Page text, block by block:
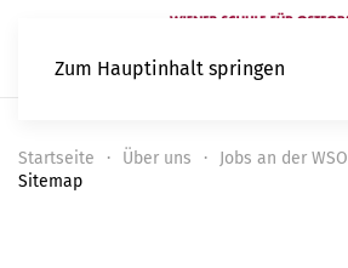
Zum Hauptinhalt springen
Startseite Über uns Jobs an der WSO
Sitemap